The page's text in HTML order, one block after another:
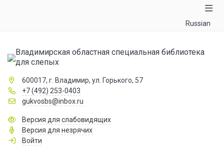
Russian
Владимирская областная специальная библиотека
для слепых
600017, г. Владимир, ул. Горького, 57
+7 (492) 253-0403
gukvosbs@inbox.ru
Версия для слабовидящих
Версия для незрячих
Войти